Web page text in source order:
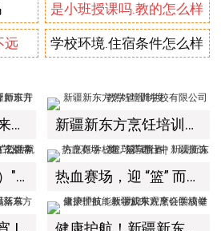
是小班授课吗.教的怎么样
远 学校环境.住宿条件怎么样
新程启序・康护未来｜新疆新东方烹饪学校举办中医康复理疗师班开幕仪式！ 新疆新东方烹饪培训学校有限公司教学管理制度
经开区（头屯河区）"3+10"公共就业服务进校园暨新疆新东方烹饪学校人才双选会+校企签约仪式圆满举行 热血赛场，迎 “篮” 而上｜新疆新东方烹饪学校篮球赛进行中！以技筑梦，乐享青春